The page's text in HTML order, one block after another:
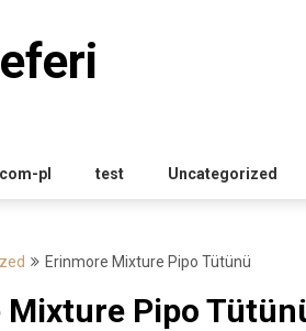
pl test Uncategorized
Erinmore Mixture Pipo Tütünü
Mixture Pipo